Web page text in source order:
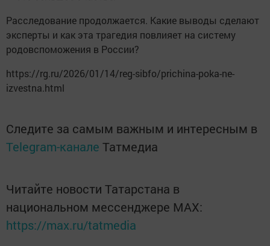
Расследование продолжается. Какие выводы сделают
эксперты и как эта трагедия повлияет на систему
родовспоможения в России?
https://rg.ru/2026/01/14/reg-sibfo/prichina-poka-ne-
izvestna.html
Следите за самым важным и интересным в
Telegram-канале Татмедиа
Читайте новости Татарстана в
национальном мессенджере MАХ:
https://max.ru/tatmedia